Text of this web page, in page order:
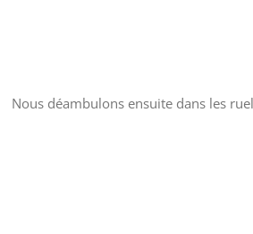
Nous déambulons ensuite dans les